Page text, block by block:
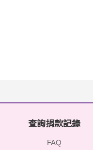
查詢捐款記錄
FAQ